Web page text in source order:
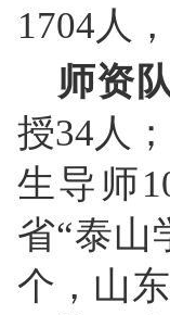
1704人
师资
授34人
生导师
省“泰山
个，山